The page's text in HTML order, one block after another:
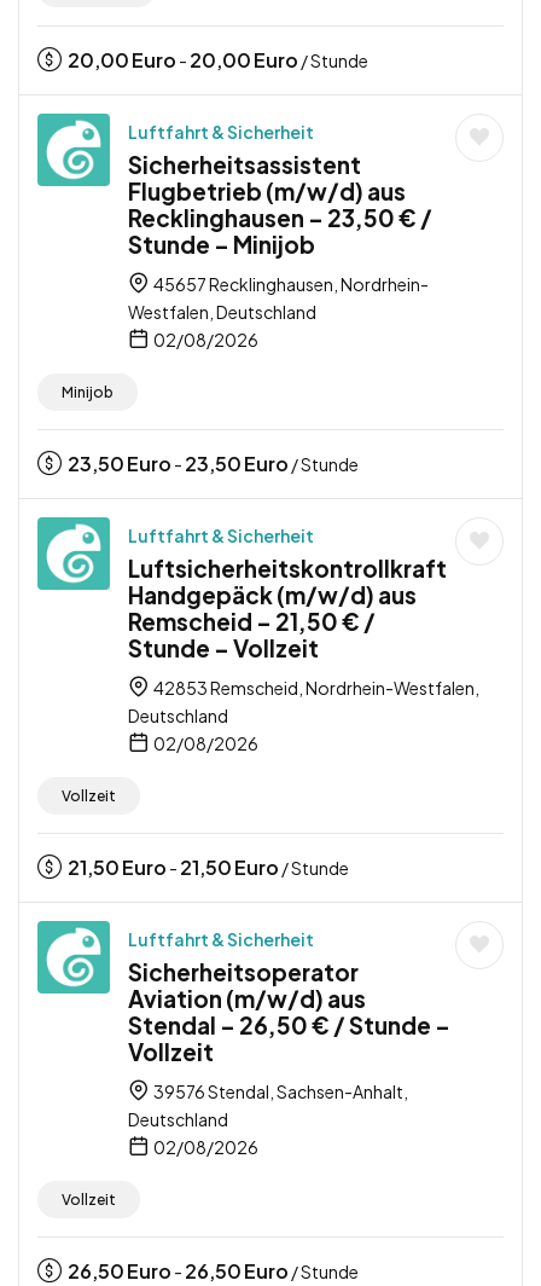
20,00Euro - 20,00Euro / Stunde
Luftfahrt & Sicherheit
Sicherheitsassistent
Flugbetrieb (m/w/d) aus
Recklinghausen – 23,50 € /
Stunde – Minijob
45657 Recklinghausen, Nordrhein-
Westfalen, Deutschland
02/08/2026
Minijob
23,50Euro - 23,50Euro / Stunde
Luftfahrt & Sicherheit
Luftsicherheitskontrollkraft
Handgepäck (m/w/d) aus
Remscheid – 21,50 € /
Stunde – Vollzeit
42853 Remscheid, Nordrhein-Westfalen,
Deutschland
02/08/2026
Vollzeit
21,50Euro - 21,50Euro / Stunde
Luftfahrt & Sicherheit
Sicherheitsoperator
Aviation (m/w/d) aus
Stendal – 26,50 € / Stunde –
Vollzeit
39576 Stendal, Sachsen-Anhalt,
Deutschland
02/08/2026
Vollzeit
26,50Euro - 26,50Euro / Stunde